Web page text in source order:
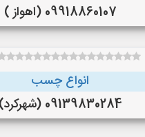
09918860107 (اهواز )
انواع چسب
09139830284 (شهرکرد)